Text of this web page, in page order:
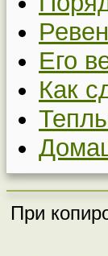
Его
Как
При